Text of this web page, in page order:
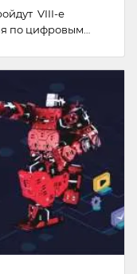
VIII-е
по цифровым
2022»